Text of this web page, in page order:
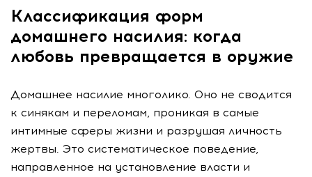
Классификация форм
домашнего насилия: когда
любовь превращается в оружие
Домашнее насилие многолико. Оно не сводится
к синякам и переломам, проникая в самые
интимные сферы жизни и разрушая личность
жертвы. Это систематическое поведение,
направленное на установление власти и